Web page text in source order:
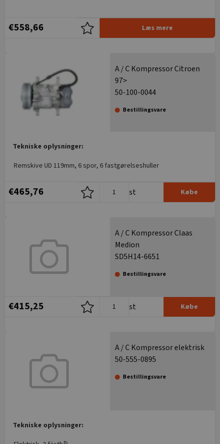
€558,66 Læs mere
A / C Kompressor Citroen
97>
50-100-0044
Bestillingsvare
Tekniske oplysninger:
Remskive UD 119mm, 6 spor, 6 fastgørelseshuller
€465,76 st Købe
A / C Kompressor Claas
Medion
SD5H14-6651
Bestillingsvare
€415,25 st Købe
A / C Kompressor elektrisk
50-555-0895
Bestillingsvare
Tekniske oplysninger: